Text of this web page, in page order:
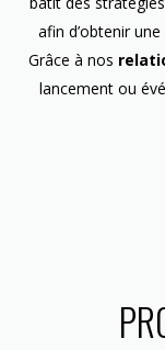
afin d’obtenir
Grâce à nos
lancement ou